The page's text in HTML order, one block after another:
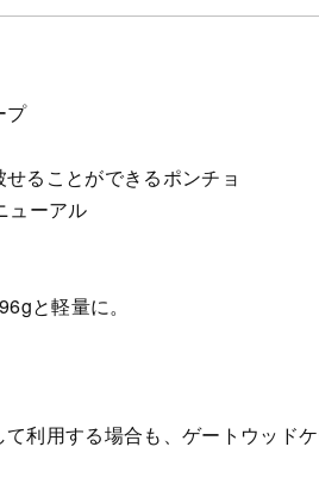
プ
ることができるポンチョ
ューアル
と軽量に。
利用する場合も、ゲートウッド